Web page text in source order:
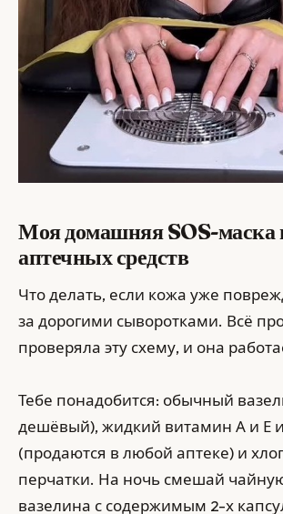
Моя домашняя SOS-маска
аптечных средств
Что делать, если кожа уже
за дорогими сыворотками. Всё
проверяла эту схему, и она
Тебе понадобится: обычный
дешёвый), жидкий витамин А и Е
(продаются в любой аптеке) и
перчатки. На ночь смешай
вазелина с содержимым 2-х